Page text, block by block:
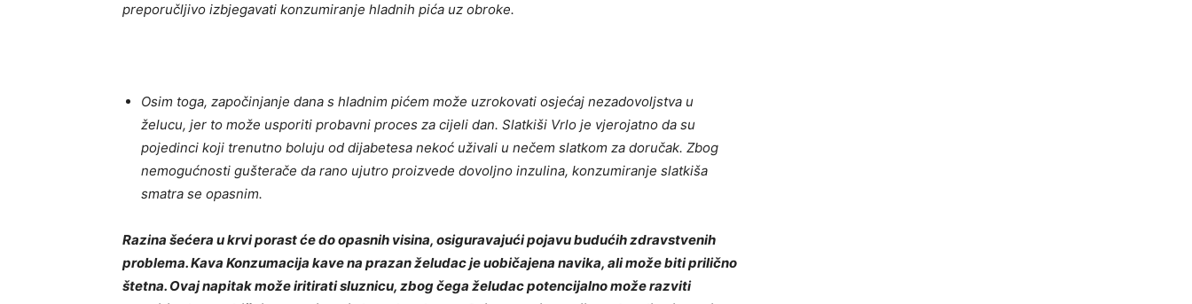
preporučljivo izbjegavati konzumiranje hladnih pića uz obroke.
Osim toga, započinjanje dana s hladnim pićem može uzrokovati osjećaj nezadovoljstva u
želucu, jer to može usporiti probavni proces za cijeli dan. Slatkiši Vrlo je vjerojatno da su
pojedinci koji trenutno boluju od dijabetesa nekoć uživali u nečem slatkom za doručak. Zbog
nemogućnosti gušterače da rano ujutro proizvede dovoljno inzulina, konzumiranje slatkiša
smatra se opasnim.
Razina šećera u krvi porast će do opasnih visina, osiguravajući pojavu budućih zdravstvenih
problema. Kava Konzumacija kave na prazan želudac je uobičajena navika, ali može biti prilično
štetna. Ovaj napitak može iritirati sluznicu, zbog čega želudac potencijalno može razviti